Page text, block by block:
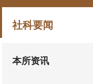
社科要闻
本所资讯